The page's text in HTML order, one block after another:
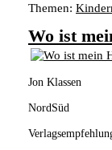
Themen:
Wo ist
Jon Klassen
NordSüd